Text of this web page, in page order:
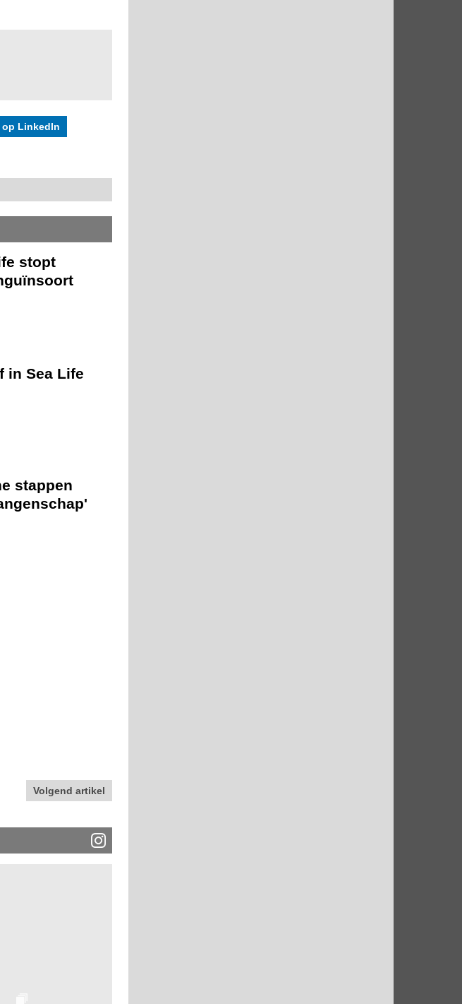
op LinkedIn
stopt
in Sea Life
stappen
Volgend artikel